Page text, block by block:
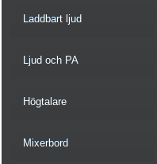
Laddbart ljud
Ljud och PA
Högtalare
Mixerbord